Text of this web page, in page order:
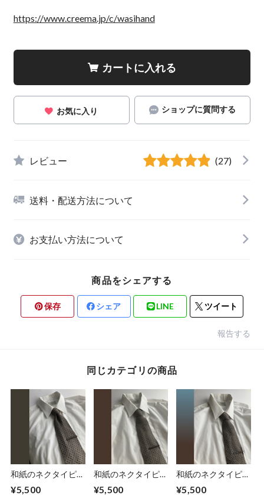
https://www.creema.jp/c/wasihand
カートに入れる
お気に入り ショップに質問する
レビュー (27)
送料・配送方法について
お支払い方法について
商品をシェアする
保存 シェア LINE ツイート
報告する
同じカテゴリの商品
和紙のネクタイピ
¥5,500
和紙のネクタイピ
¥5,500
和紙のネクタイピ
¥5,500